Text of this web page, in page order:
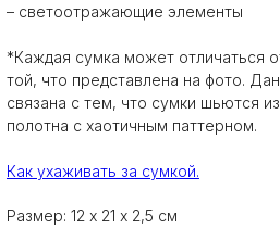
– светоотражающие элементы
*Каждая сумка может отличаться
той, что представлена на фото.
связана с тем, что сумки шьются
полотна с хаотичным паттерном.
Как ухаживать за сумкой.
Размер: 12 х 21 х 2,5 см